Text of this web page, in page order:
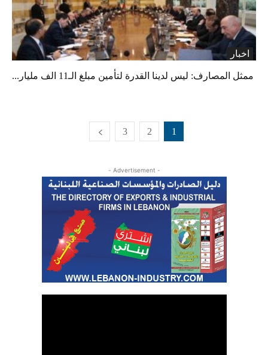
اخبار
​​​​​​​ ممثل المصارف: ليس لدينا القدرة لتأمين مبلغ الـ11 الف مليار...
1
2
3
- Advertisement -